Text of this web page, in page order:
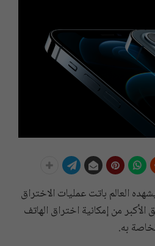
العالم باتت عمليات الاختراق
من إمكانية اختراق الهاتف
به.